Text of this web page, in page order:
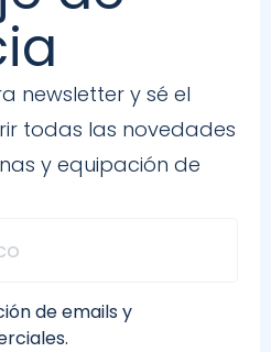
newsletter y sé el
todas las novedades
y equipación de
de emails y